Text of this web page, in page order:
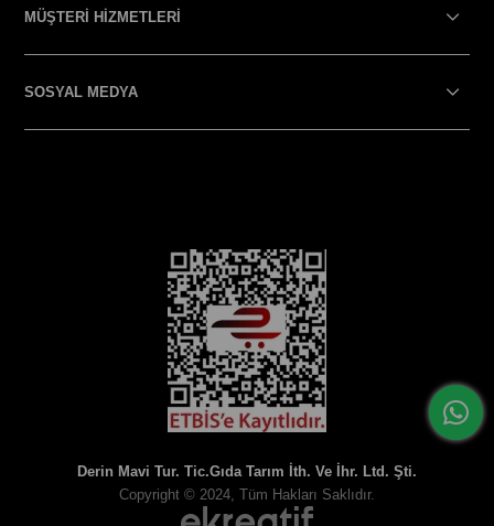
MÜŞTERİ HİZMETLERİ
SOSYAL MEDYA
Derin Mavi Tur. Tic.Gıda Tarım İth. Ve İhr. Ltd. Şti.
Copyright © 2024, Tüm Hakları Saklıdır.